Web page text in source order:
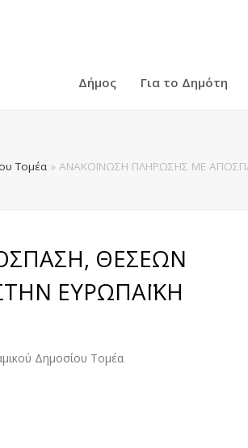
Δήμος Για το Δημότη
Τομέα » ΑΝΑΚΟΙΝΩΣΗ ΠΛΗΡΩΣΗΣ ΜΕ
ΘΕΣΕΩΝ
ΕΥΡΩΠΑΪΚΗ
Δημοσίου Τομέα